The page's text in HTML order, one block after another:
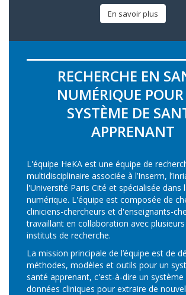
En savoir plus
RECHERCHE EN
NUMÉRIQUE
SYSTÈME DE
APPRENANT
L'équipe HeKA est une équipe de
multidisciplinaire associée à l’Inserm,
l'Université Paris Cité et spécialisée dans
numérique. L'équipe est composée de
cliniciens-chercheurs et d'enseignants-
travaillant en collaboration avec
instituts de recherche.
La mission principale de l’équipe est de
méthodes, modèles et outils pour un
santé apprenant, c'est-à-dire un système
données cliniques pour extraire de